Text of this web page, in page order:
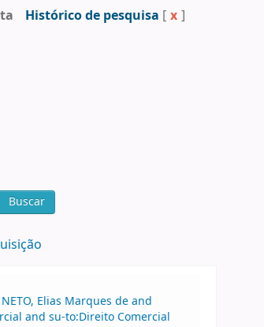
Histórico de pesquisa [ x ]
Buscar
Elias Marques de and
and su-to:Direito Comercial